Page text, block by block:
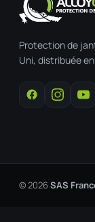
Protection de
Uni, distribuée
© 2026SAS